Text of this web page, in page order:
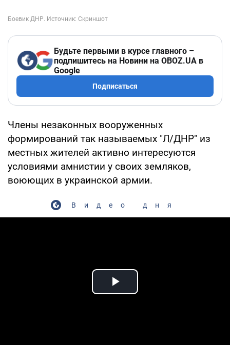
Будьте первыми в курсе главного –
подпишитесь на Новини на OBOZ.UA в
Google
Подписаться
Члены незаконных вооруженных
формирований так называемых "Л/ДНР" из
местных жителей активно интересуются
условиями амнистии у своих земляков,
воюющих в украинской армии.
Видео дня
Play Video